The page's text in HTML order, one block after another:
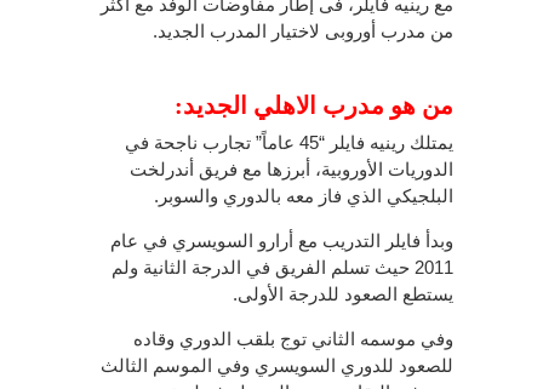
مع رينيه فايلر، فى إطار مفاوضات الوفد مع أكثر
من مدرب أوروبى لاختيار المدرب الجديد.
من هو مدرب الاهلي الجديد:
يمتلك رينيه فايلر “45 عاماً” تجارب ناجحة في
الدوريات الأوروبية، أبرزها مع فريق أندرلخت
البلجيكي الذي فاز معه بالدوري والسوبر.
وبدأ فايلر التدريب مع أرارو السويسري في عام
2011 حيث تسلم الفريق في الدرجة الثانية ولم
يستطع الصعود للدرجة الأولى.
وفي موسمه الثاني توج بلقب الدوري وقاده
للصعود للدوري السويسري وفي الموسم الثالث